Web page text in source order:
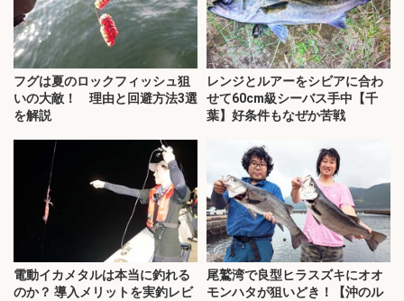
フグは夏のロックフィッシュ狙
いの大敵！ 理由と回避方法3選
を解説
レンジとルアーをシビアに合わ
せて60cm級シーバス手中【千
葉】好条件もなぜか苦戦
電動イカメタルは本当に釣れる
のか？ 導入メリットを実釣レビ
尾鷲湾で良型ヒラスズキにオオ
モンハタが狙いどき！【沖のル